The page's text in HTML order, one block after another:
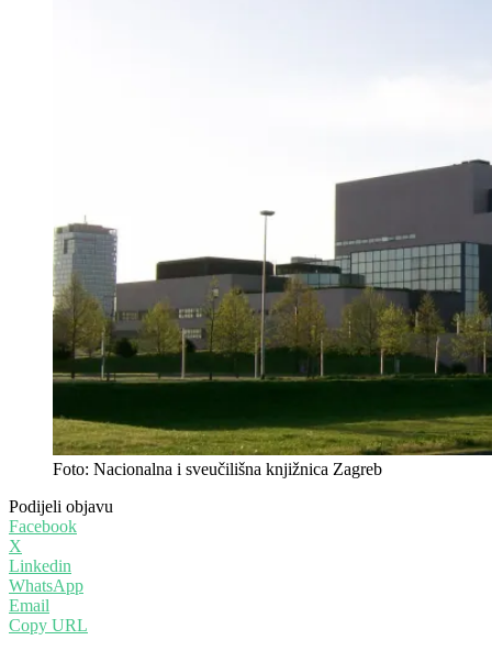
Foto: Nacionalna i sveučilišna knjižnica Zagreb
Podijeli objavu
Facebook
X
Linkedin
WhatsApp
Email
Copy URL